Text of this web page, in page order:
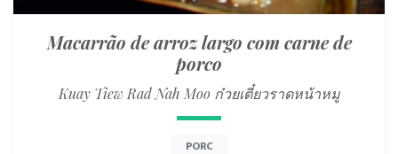
Macarrão de arroz largo com carne de
porco
Kuay Tiew Rad Nah Moo ก๋วยเตี๋ยวราดหน้าหมู
PORC